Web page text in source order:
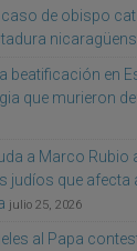
caso de obispo
beatificación en
que murieron
a Marco Rubio
judíos que afecta
julio 25, 2026
al Papa